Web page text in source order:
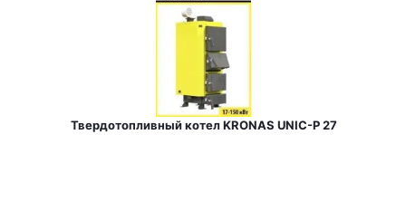
Твердотопливный котел KRONAS UNIC-P 27